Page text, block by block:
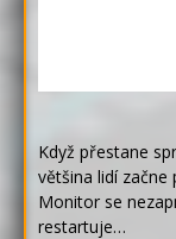
Když přestane
většina lidí
Monitor se
restartuje…